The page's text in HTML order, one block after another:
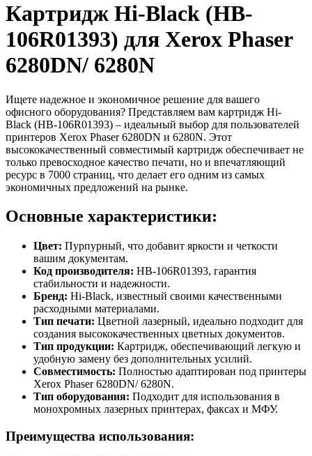
Картридж Hi-Black (HB-
106R01393) для Xerox Phaser
6280DN/ 6280N
Ищете надежное и экономичное решение для вашего
офисного оборудования? Представляем вам картридж Hi-
Black (HB-106R01393) – идеальный выбор для пользователей
принтеров Xerox Phaser 6280DN и 6280N. Этот
высококачественный совместимый картридж обеспечивает не
только превосходное качество печати, но и впечатляющий
ресурс в 7000 страниц, что делает его одним из самых
экономичных предложений на рынке.
Основные характеристики:
Цвет: Пурпурный, что добавит яркости и четкости
вашим документам.
Код производителя: HB-106R01393, гарантия
стабильности и надежности.
Бренд: Hi-Black, известный своими качественными
расходными материалами.
Тип печати: Цветной лазерный, идеально подходит для
создания высококачественных цветных документов.
Тип продукции: Картридж, обеспечивающий легкую и
удобную замену без дополнительных усилий.
Совместимость: Полностью адаптирован под принтеры
Xerox Phaser 6280DN/ 6280N.
Тип оборудования: Подходит для использования в
монохромных лазерных принтерах, факсах и МФУ.
Преимущества использования: